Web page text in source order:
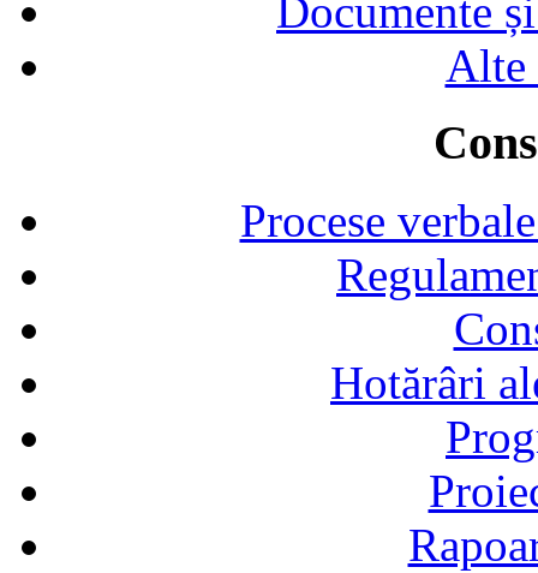
Documente
Alte
Procese
Hotărâri